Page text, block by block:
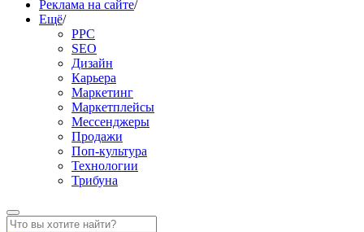
Реклама на сайте/
Ещё/
PPC
SEO
Дизайн
Карьера
Маркетинг
Маркетплейсы
Мессенджеры
Продажи
Поп-культура
Технологии
Трибуна